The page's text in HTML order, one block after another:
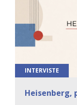
INTERVISTE